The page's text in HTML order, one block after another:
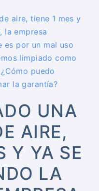
aire, tiene 1 mes y
la empresa
es por un mal uso
limpiado como
puedo
la garantía?
UNA
AIRE,
Y YA SE
LA